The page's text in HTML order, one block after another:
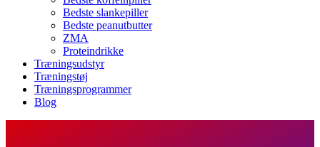
Bedste slankepiller
Bedste peanutbutter
ZMA
Proteindrikke
Træningsudstyr
Træningstøj
Træningsprogrammer
Blog